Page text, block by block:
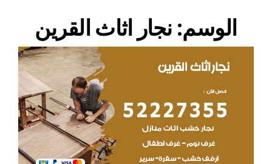
الوسم: نجار اثاث القرين